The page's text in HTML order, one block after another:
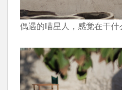
偶遇的喵星人，感觉在干什